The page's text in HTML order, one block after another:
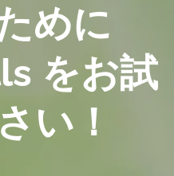
めに
をお試
い！